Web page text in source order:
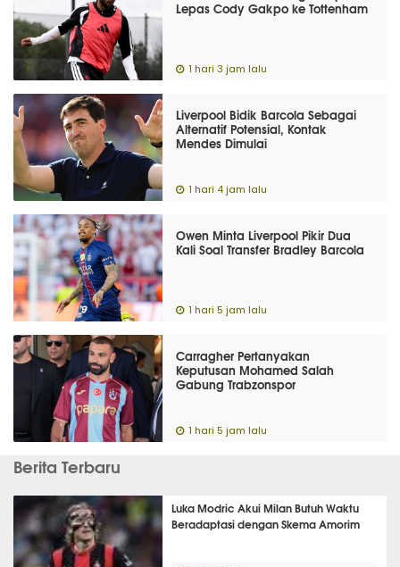
Lepas Cody Gakpo ke Tottenham
1 hari 3 jam lalu
Liverpool Bidik Barcola Sebagai
Alternatif Potensial, Kontak
Mendes Dimulai
1 hari 4 jam lalu
Owen Minta Liverpool Pikir Dua
Kali Soal Transfer Bradley Barcola
1 hari 5 jam lalu
Carragher Pertanyakan
Keputusan Mohamed Salah
Gabung Trabzonspor
1 hari 5 jam lalu
Berita Terbaru
Luka Modric Akui Milan Butuh Waktu
Beradaptasi dengan Skema Amorim